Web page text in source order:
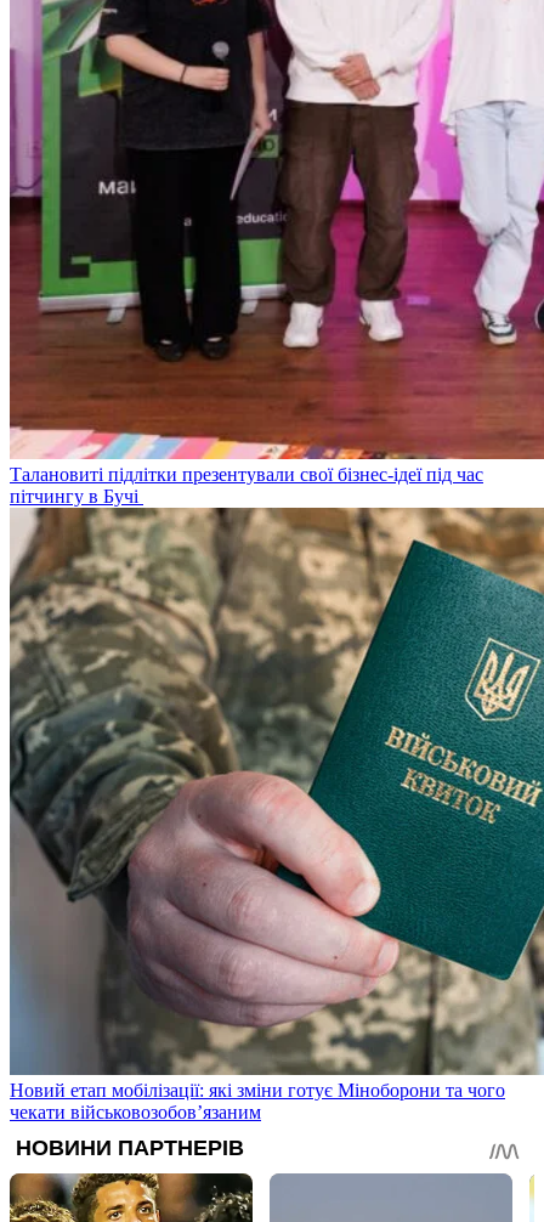
Талановиті підлітки презентували свої бізнес-ідеї під час
пітчингу в Бучі
Новий етап мобілізації: які зміни готує Міноборони та чого
чекати військовозобов’язаним